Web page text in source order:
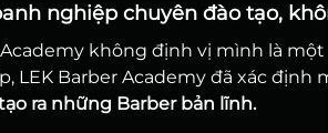
nghiệp chuyên đào tạo,
Academy không định vị mình là
LEK Barber Academy đã xác định
ra những Barber bản lĩnh.